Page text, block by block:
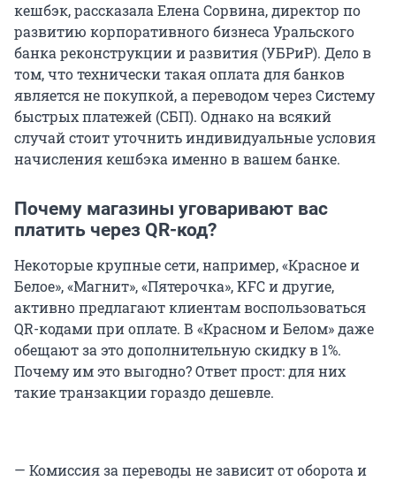
кешбэк, рассказала Елена Сорвина, директор по
развитию корпоративного бизнеса Уральского
банка реконструкции и развития (УБРиР). Дело в
том, что технически такая оплата для банков
является не покупкой, а переводом через Систему
быстрых платежей (СБП). Однако на всякий
случай стоит уточнить индивидуальные условия
начисления кешбэка именно в вашем банке.
Почему магазины уговаривают вас
платить через QR-код?
Некоторые крупные сети, например, «Красное и
Белое», «Магнит», «Пятерочка», KFC и другие,
активно предлагают клиентам воспользоваться
QR-кодами при оплате. В «Красном и Белом» даже
обещают за это дополнительную скидку в 1%.
Почему им это выгодно? Ответ прост: для них
такие транзакции гораздо дешевле.
— Комиссия за переводы не зависит от оборота и